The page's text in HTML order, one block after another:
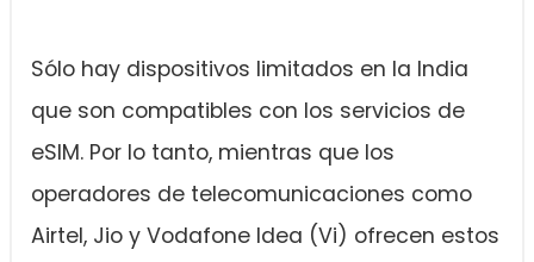
Sólo hay dispositivos limitados en la India
que son compatibles con los servicios de
eSIM. Por lo tanto, mientras que los
operadores de telecomunicaciones como
Airtel, Jio y Vodafone Idea (Vi) ofrecen estos